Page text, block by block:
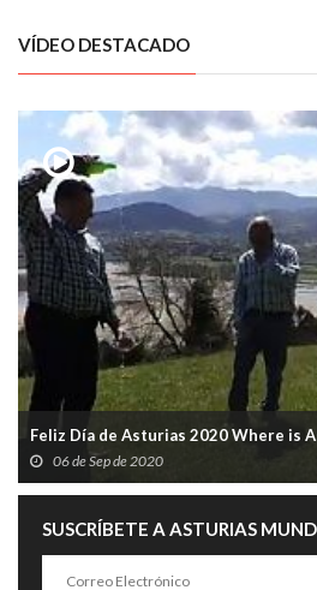
VÍDEO DESTACADO
Feliz Día de Asturias 2020 Where is
06 de Sep de 2020
SUSCRÍBETE A ASTURIAS